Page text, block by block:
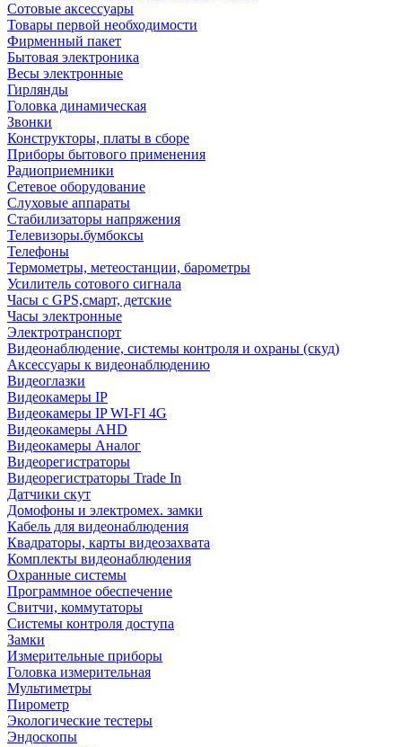
Сотовые аксессуары
Товары первой необходимости
Фирменный пакет
Бытовая электроника
Весы электронные
Гирлянды
Головка динамическая
Звонки
Конструкторы, платы в сборе
Приборы бытового применения
Радиоприемники
Сетевое оборудование
Слуховые аппараты
Стабилизаторы напряжения
Телевизоры.бумбоксы
Телефоны
Термометры, метеостанции, барометры
Усилитель сотового сигнала
Часы с GPS,смарт, детские
Часы электронные
Электротранспорт
Видеонаблюдение, системы контроля и охраны (скуд)
Аксессуары к видеонаблюдению
Видеоглазки
Видеокамеры IP
Видеокамеры IP WI-FI 4G
Видеокамеры AHD
Видеокамеры Аналог
Видеорегистраторы
Видеорегистраторы Trade In
Датчики скут
Домофоны и электромех. замки
Кабель для видеонаблюдения
Квадраторы, карты видеозахвата
Комплекты видеонаблюдения
Охранные системы
Программное обеспечение
Свитчи, коммутаторы
Системы контроля доступа
Замки
Измерительные приборы
Головка измерительная
Мультиметры
Пирометр
Экологические тестеры
Эндоскопы